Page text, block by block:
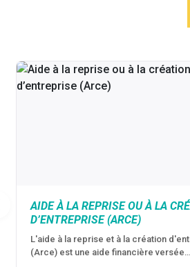
AIDE À LA REPRISE OU À LA
D’ENTREPRISE (ARCE)
L'aide à la reprise et à la création
(Arce) est une aide financière versée…